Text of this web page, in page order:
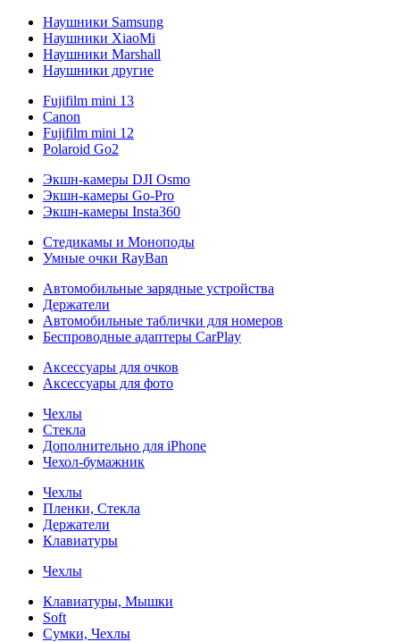
Наушники Samsung
Наушники XiaoMi
Наушники Marshall
Наушники другие
Fujifilm mini 13
Canon
Fujifilm mini 12
Polaroid Go2
Экшн-камеры DJI Osmo
Экшн-камеры Go-Pro
Экшн-камеры Insta360
Стедикамы и Моноподы
Умные очки RayBan
Автомобильные зарядные устройства
Держатели
Автомобильные таблички для номеров
Беспроводные адаптеры CarPlay
Аксессуары для очков
Аксессуары для фото
Чехлы
Стекла
Дополнительно для iPhone
Чехол-бумажник
Чехлы
Пленки, Стекла
Держатели
Клавиатуры
Чехлы
Клавиатуры, Мышки
Soft
Сумки, Чехлы